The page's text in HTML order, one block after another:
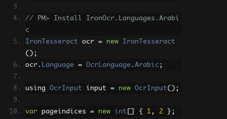
// PM> Install IronOcr.Languages.Arabi
c
IronTesseract ocr = new
IronTesseract
();
ocr . Language = OcrLanguage . Arabic ;
using OcrInput input = new OcrInput();
var pageindices = new int { 1, 2
};